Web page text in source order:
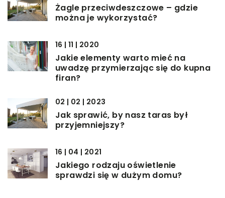
Żagle przeciwdeszczowe – gdzie
można je wykorzystać?
16 | 11 | 2020
Jakie elementy warto mieć na
uwadzę przymierzając się do kupna
firan?
02 | 02 | 2023
Jak sprawić, by nasz taras był
przyjemniejszy?
16 | 04 | 2021
Jakiego rodzaju oświetlenie
sprawdzi się w dużym domu?